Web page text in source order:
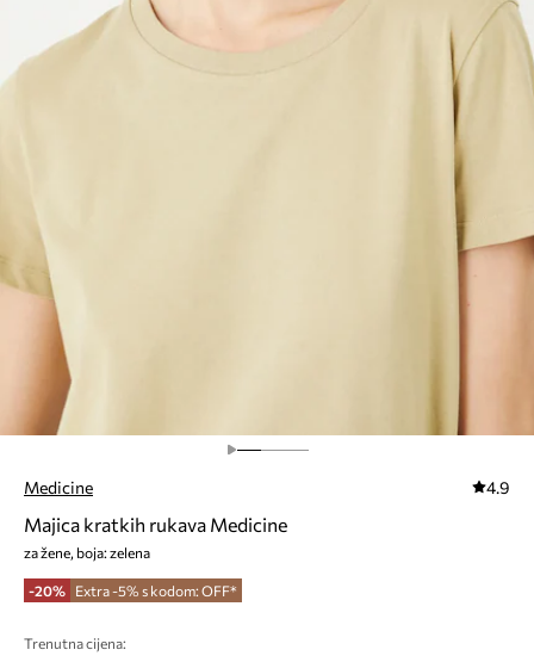
Medicine 4.9
Majica kratkih rukava Medicine
za žene, boja: zelena
-20% Extra -5% s kodom: OFF*
Trenutna cijena: